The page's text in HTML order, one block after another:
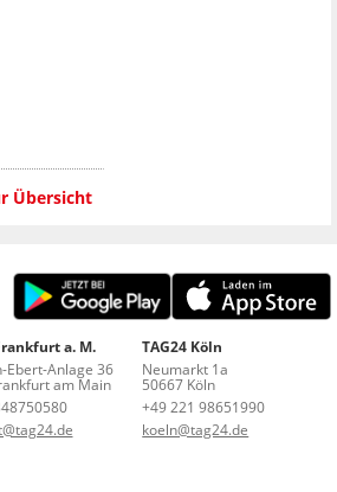
Übersicht
a. M.
Ebert-Anlage 36
am Main
TAG24 Köln
Neumarkt 1a
50667 Köln
+49 221 98651990
koeln@tag24.de